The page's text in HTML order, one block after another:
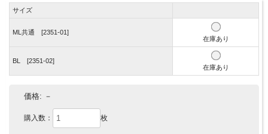
サイズ
ML共通 [2351-01]
在庫あり
BL [2351-02]
在庫あり
価格: －
購入数： 枚